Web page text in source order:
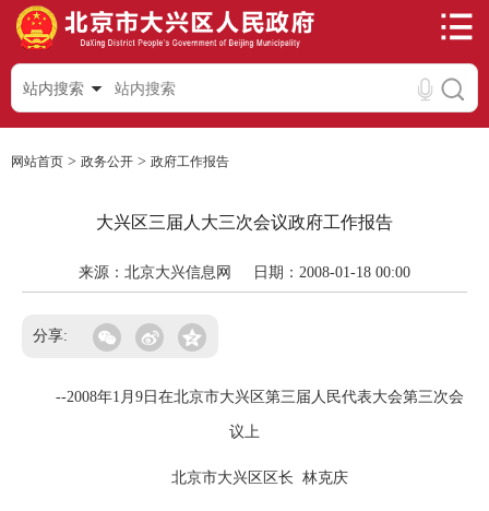
站内搜索
网站首页 > 政务公开 > 政府工作报告
大兴区三届人大三次会议政府工作报告
来源：北京大兴信息网 日期：2008-01-18 00:00
分享:
--2008年1月9日在北京市大兴区第三届人民代表大会第三次会
议上
北京市大兴区区长 林克庆